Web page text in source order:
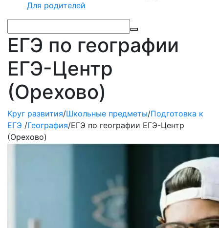
Для родителей
ЕГЭ по географии
ЕГЭ-Центр
(Орехово)
Круг развития/Школьные предметы/Подготовка к
ЕГЭ /География/ЕГЭ по географии ЕГЭ-Центр
(Орехово)